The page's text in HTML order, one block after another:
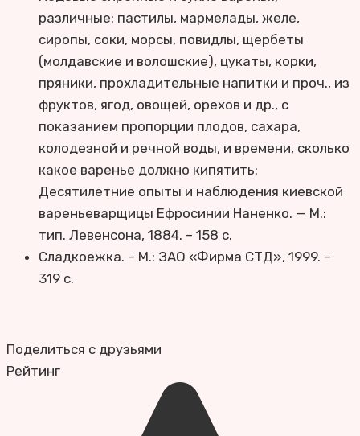
различные: пастилы, мармелады, желе,
сиропы, соки, морсы, повидлы, щербеты
(молдавские и волошские), цукаты, корки,
пряники, прохладительные напитки и проч., из
фруктов, ягод, овощей, орехов и др., с
показанием пропорции плодов, сахара,
колодезной и речной воды, и времени, сколько
какое варенье должно кипятить:
Десятилетние опыты и наблюдения киевской
вареньеварщицы Ефросинии Наненко. — М.:
тип. Левенсона, 1884. – 158 с.
Сладкоежка. – М.: ЗАО «Фирма СТД», 1999. –
319 с.
Поделиться с друзьями
Рейтинг